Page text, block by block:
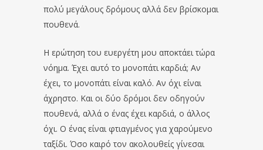
πολύ μεγάλους δρόμους αλλά δεν βρίσκομαι
πουθενά.
Η ερώτηση του ευεργέτη μου αποκτάει τώρα
νόημα. Έχει αυτό το μονοπάτι καρδιά; Αν
έχει, το μονοπάτι είναι καλό. Αν όχι είναι
άχρηστο. Και οι δύο δρόμοι δεν οδηγούν
πουθενά, αλλά ο ένας έχει καρδιά, ο άλλος
όχι. Ο ένας είναι φτιαγμένος για χαρούμενο
ταξίδι. Όσο καιρό τον ακολουθείς γίνεσαι